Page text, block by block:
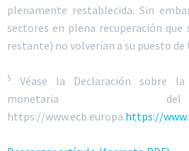
plenamente restablecida. Sin
sectores en plena recuperación que
restante) no volverían a su puesto de
5
Véase la Declaración sobre
monetaria
https://www.ecb.europa.https://